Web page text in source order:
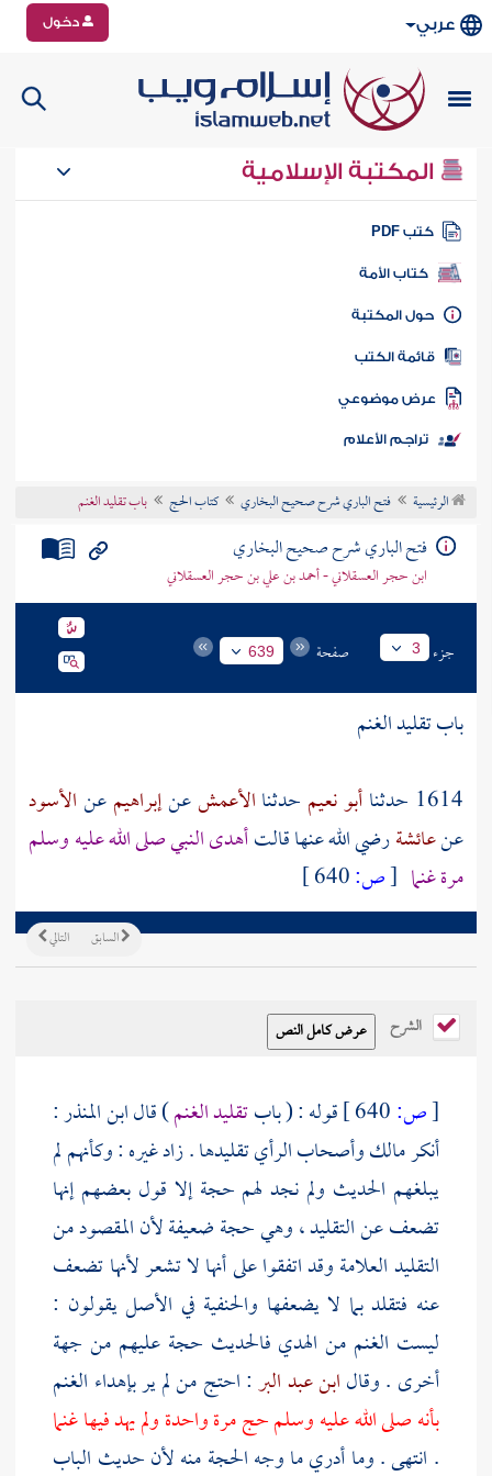
عربي دخول
المكتبة الإسلامية
كتب PDF
كتاب الأمة
المكتبة
الكتب
موضوعي
تراجم الأعلام
الرئيسية فتح الباري شرح صحيح البخاري كتاب الحج باب تقليد الغنم
فتح الباري شرح صحيح البخاري
ابن حجر العسقلاني - أحمد بن علي بن حجر العسقلاني
جزء 3 صفحة 639
باب تقليد الغنم
1614 حدثنا
أبو نعيم حدثناالأعمشعنإبراهيمعنالأسود
عنعائشةرضي الله عنها قالتأهدى النبي صلى الله عليه وسلم
مرة غنما [ص:
التالي السابق
الشرح
[ص: قوله : ( بابتقليد الغنم) قالابن المنذر:
أنكرمالكوأصحاب الرأي تقليدها . زاد غيره : وكأنهم لم
يبلغهم الحديث ولم نجد لهم حجة إلا قول بعضهم إنها
تضعف عن التقليد ، وهي حجة ضعيفة لأن المقصود من
التقليد العلامة وقد اتفقوا على أنها لا تشعر لأنها تضعف
عنه فتقلد بما لا يضعفها والحنفية في الأصل يقولون :
ليست الغنم من الهدي فالحديث حجة عليهم من جهة
أخرى . وقالابن عبد البر: احتج من لم ير بإهداء الغنم
بأنه صلى الله عليه وسلم حج مرة واحدة ولم يهد فيها غنما
. انتهى . وما أدري ما وجه الحجة منه لأن حديث الباب